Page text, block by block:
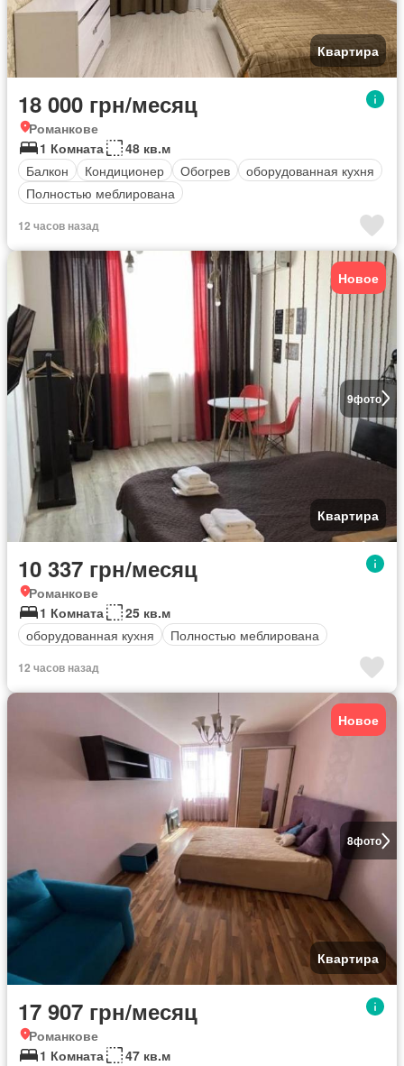
Квартира
18 000 грн/месяц
Романкове
1 Комната
48 кв.м
Балкон
Кондиционер Обогрев
оборудованная кухня
Полностью меблирована
12 часов назад
9фото
Новое
Квартира
10 337 грн/месяц
Романкове
1 Комната
25 кв.м
оборудованная кухня
Полностью меблирована
12 часов назад
8фото
Новое
Квартира
17 907 грн/месяц
Романкове
1 Комната
47 кв.м